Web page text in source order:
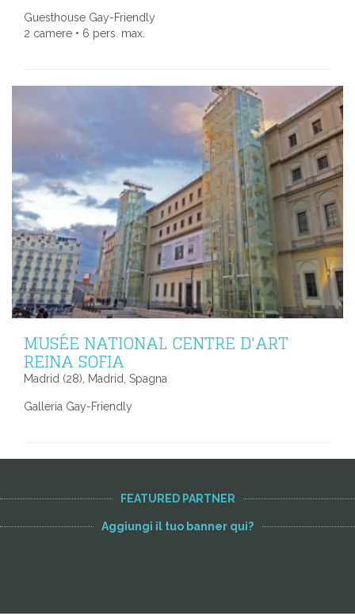
Guesthouse Gay-Friendly
2 camere • 6 pers. max.
MUSÉE NATIONAL CENTRE D'ART
REINA SOFIA
Madrid (28), Madrid, Spagna
Galleria Gay-Friendly
FEATURED PARTNER
Aggiungi il tuo banner qui?